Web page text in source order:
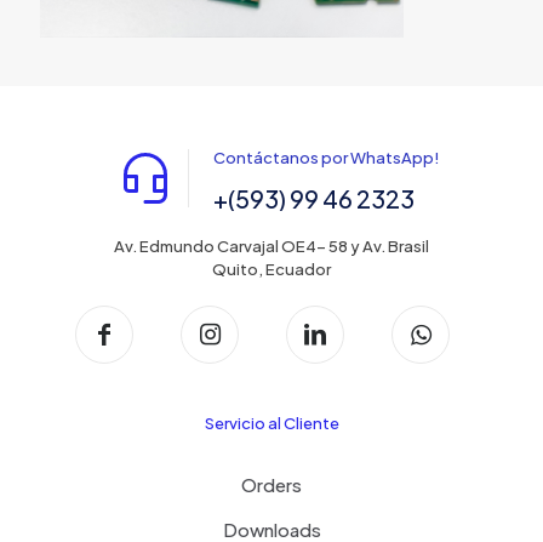
Contáctanos por WhatsApp!
+(593) 99 46 2323
Av. Edmundo Carvajal OE4- 58 y Av. Brasil
Quito, Ecuador
Servicio al Cliente
Orders
Downloads